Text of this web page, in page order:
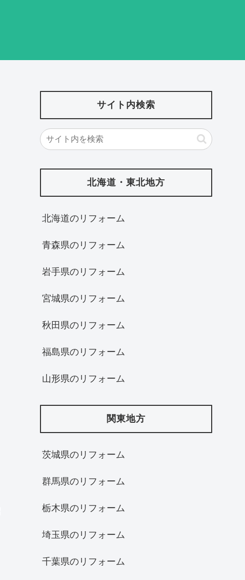
サイト内検索
北海道・東北地方
北海道‎のリフォーム
青森県のリフォーム
岩手県のリフォーム
宮城県のリフォーム
秋田県のリフォーム
福島県のリフォーム
山形県のリフォーム
関東地方
茨城県のリフォーム
群馬県のリフォーム
栃木県のリフォーム
埼玉県のリフォーム
千葉県のリフォーム